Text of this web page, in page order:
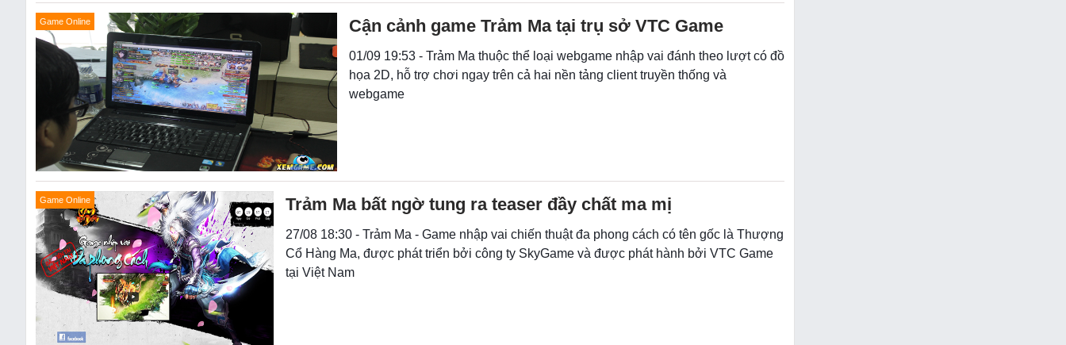
Game Online Cận cảnh game Trảm Ma tại trụ sở VTC Game
01/09 19:53 - Trảm Ma thuộc thể loại webgame nhập vai đánh theo lượt có đồ
họa 2D, hỗ trợ chơi ngay trên cả hai nền tảng client truyền thống và
webgame
Game Online Trảm Ma bất ngờ tung ra teaser đầy chất ma mị
27/08 18:30 - Trảm Ma - Game nhập vai chiến thuật đa phong cách có tên gốc là Thượng
Cổ Hàng Ma, được phát triển bởi công ty SkyGame và được phát hành bởi VTC Game
tại Việt Nam